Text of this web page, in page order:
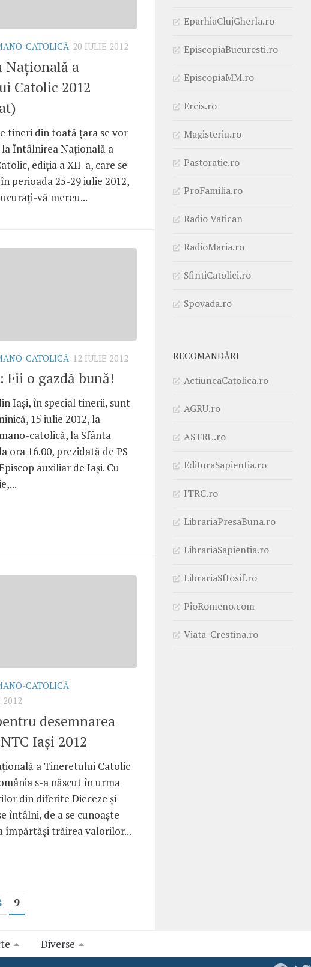
CATOLICĂ 20 IULIE 2012
Naţională a
Catolic 2012
tineri din toată ţara se vor
Întâlnirea Naţională a
ediţia a XII-a, care se
perioada 25-29 iulie 2012,
vă mereu...
CATOLICĂ 12 IULIE 2012
Fii o gazdă bună!
Iaşi, în special tinerii, sunt
15 iulie 2012, la
catolică, la Sfânta
ora 16.00, prezidată de PS
auxiliar de Iaşi. Cu
CATOLICĂ
2012
desemnarea
Iaşi 2012
a Tineretului Catolic
s-a născut în urma
din diferite Dieceze şi
întâlni, de a se cunoaşte
împărtăşi trăirea valorilor...
9
EparhiaClujGherla.ro
EpiscopiaBucuresti.ro
EpiscopiaMM.ro
Ercis.ro
Magisteriu.ro
Pastoratie.ro
ProFamilia.ro
Radio Vatican
RadioMaria.ro
SfintiCatolici.ro
Spovada.ro
RECOMANDĂRI
ActiuneaCatolica.ro
AGRU.ro
ASTRU.ro
EdituraSapientia.ro
ITRC.ro
LibrariaPresaBuna.ro
LibrariaSapientia.ro
LibrariaSfIosif.ro
PioRomeno.com
Viata-Crestina.ro
Diverse